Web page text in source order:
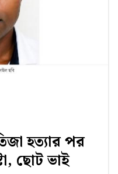
হত্যার পর
ছোট ভাই